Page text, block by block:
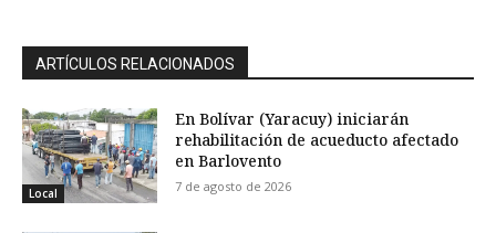
ARTÍCULOS RELACIONADOS
Local
En Bolívar (Yaracuy) iniciarán
rehabilitación de acueducto afectado
en Barlovento
7 de agosto de 2026